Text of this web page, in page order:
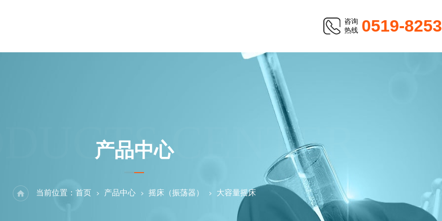
咨询
热线 0519-
CENTER
产品中心
当前位置： 首页 产品中心 摇床（振荡器） 大容量摇床